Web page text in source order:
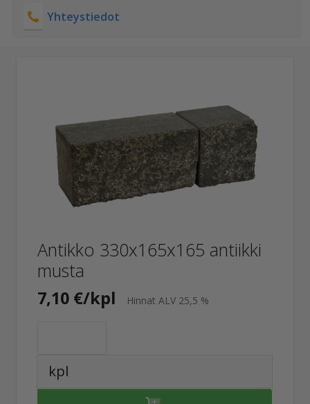
Yhteystiedot
Antikko 330x165x165 antiikki
musta
7,10 €/kpl Hinnat ALV 25,5 %
kpl